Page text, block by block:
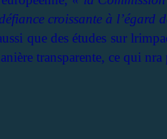
croissante à l’égard
que des études sur
transparente, ce qui